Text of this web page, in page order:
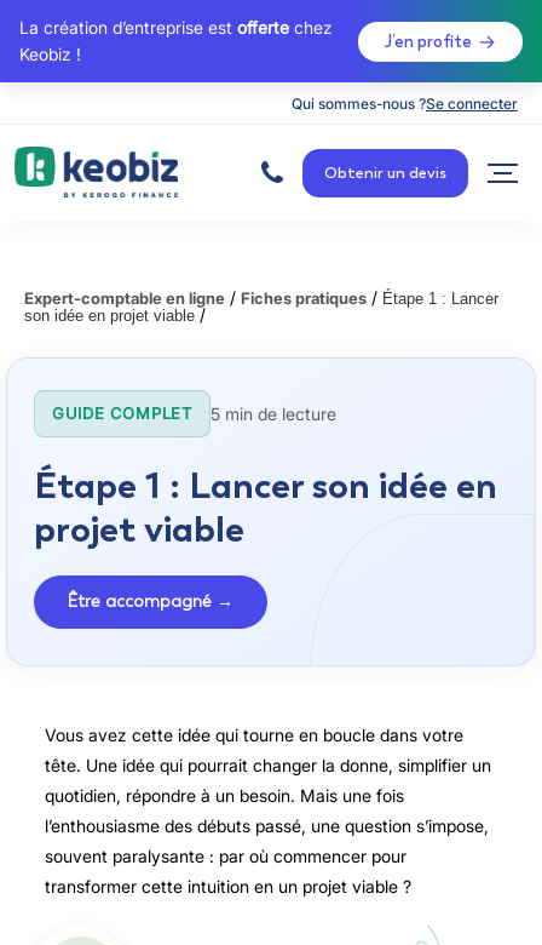
La création d’entreprise est offerte chez
Keobiz !
J’en profite
Qui sommes-nous ?Se connecter
c
c
u
Obtenir un devis
Expert-comptable en ligne / Fiches pratiques / Étape 1 : Lancer
son idée en projet viable /
GUIDE COMPLET 5 min de lecture
Étape 1 : Lancer son idée en
projet viable
Être accompagné →
Vous avez cette idée qui tourne en boucle dans votre
tête. Une idée qui pourrait changer la donne, simplifier un
quotidien, répondre à un besoin. Mais une fois
l’enthousiasme des débuts passé, une question s’impose,
souvent paralysante : par où commencer pour
transformer cette intuition en un projet viable ?